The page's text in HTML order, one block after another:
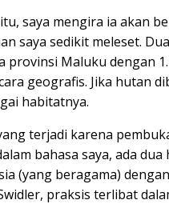
saya mengira ia akan
saya sedikit meleset.
Maluku dengan
geografis. Jika hutan
habitatnya.
terjadi karena
bahasa saya, ada
(yang beragama)
praksis terlibat